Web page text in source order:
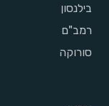
בילנסון
רמב"ם
סורוקה